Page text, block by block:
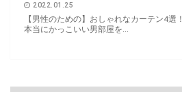
2022.01.25
【男性のための】おしゃれなカーテン4選！
本当にかっこいい男部屋を...